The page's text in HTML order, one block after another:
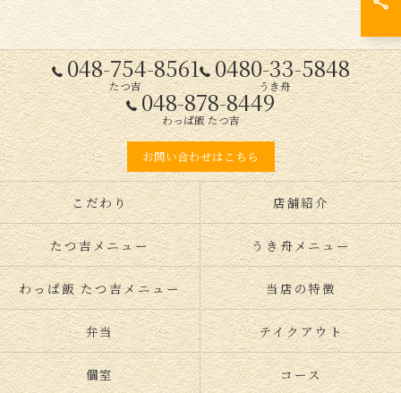
048-754-8561
たつ吉
0480-33-5848
うき舟
048-878-8449
わっぱ飯 たつ吉
お問い合わせはこちら
こだわり 店舗紹介
たつ吉メニュー うき舟メニュー
わっぱ飯 たつ吉メニュー 当店の特徴
弁当 テイクアウト
個室 コース